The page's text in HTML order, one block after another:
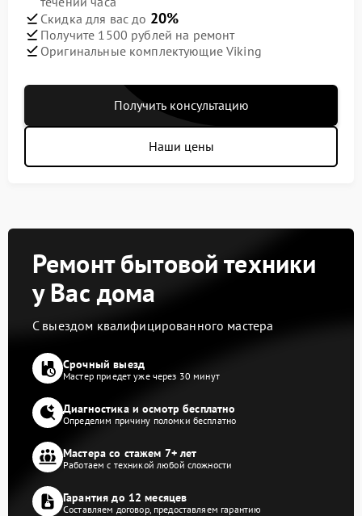
Скидка для вас до 20%
Получите 1500 рублей на ремонт
Оригинальные комплектующие Viking
Получить консультацию
Наши цены
Ремонт бытовой техники
у Вас дома
С выездом квалифицированного мастера
Срочный выезд
Мастер приедет уже через 30 минут
Диагностика и осмотр бесплатно
Определим причину поломки бесплатно
Мастера со стажем 7+ лет
Работаем с техникой любой сложности
Гарантия до 12 месяцев
Составляем договор, предоставляем гарантию